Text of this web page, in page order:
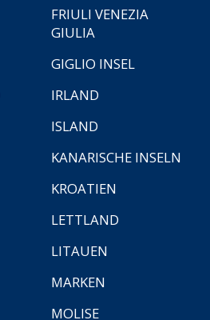
FRIULI VENEZIA
GIULIA
GIGLIO INSEL
IRLAND
ISLAND
KANARISCHE INSELN
KROATIEN
LETTLAND
LITAUEN
MARKEN
MOLISE